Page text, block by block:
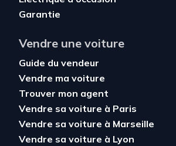
Garantie
Vendre une voiture
Guide du vendeur
Vendre ma voiture
Trouver mon agent
Vendre sa voiture à Paris
Vendre sa voiture à Marseille
Vendre sa voiture à Lyon